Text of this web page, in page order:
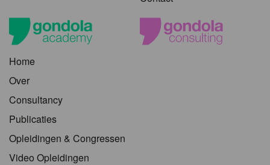
Home
Over
Consultancy
Publicaties
Opleidingen & Congressen
Video Opleidingen